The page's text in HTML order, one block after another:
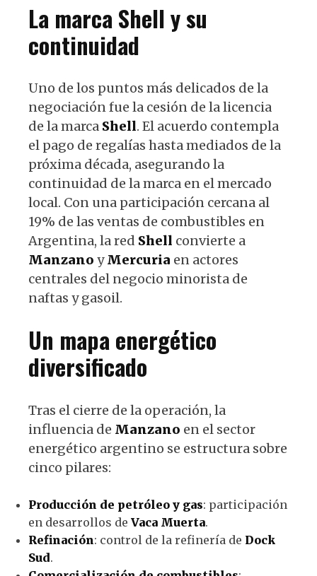
La marca Shelly su
continuidad
Uno de los puntos más delicados de la
negociación fue la cesión de la licencia
de la marca Shell. El acuerdo contempla
el pago de regalías hasta mediados de la
próxima década, asegurando la
continuidad de la marca en el mercado
local. Con una participación cercana al
19% de las ventas de combustibles en
Argentina, la red Shell convierte a
Manzano yMercuria en actores
centrales del negocio minorista de
naftas y gasoil.
Un mapa energético
diversificado
Tras el cierre de la operación, la
influencia de Manzano en el sector
energético argentino se estructura sobre
cinco pilares:
Producción de petróleo y gas: participación
en desarrollos de Vaca Muerta.
Refinación: control de la refinería de Dock
Sud.